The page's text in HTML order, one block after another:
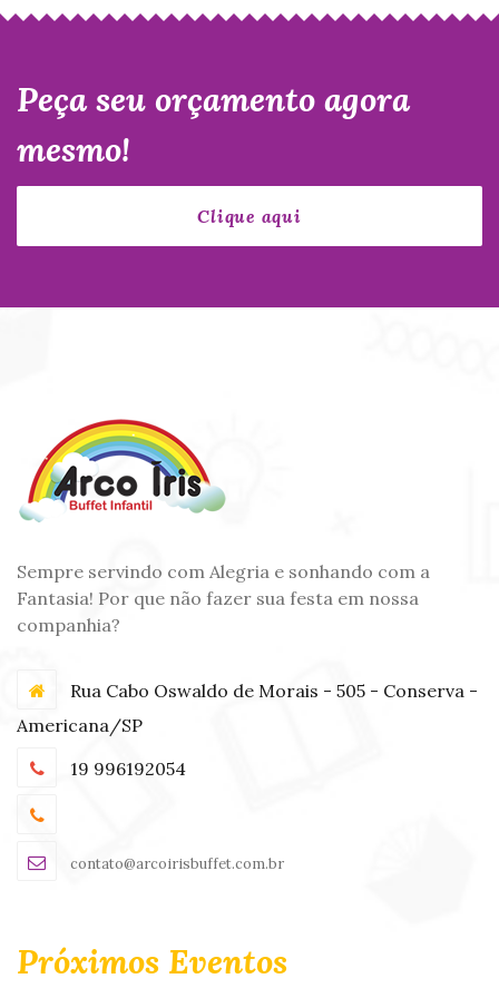
Peça seu orçamento agora
mesmo!
Sempre servindo com Alegria e sonhando com a
Fantasia! Por que não fazer sua festa em nossa
companhia?
Rua Cabo Oswaldo de Morais - 505 - Conserva -
Americana/SP
19 996192054
contato@arcoirisbuffet.com.br
Próximos Eventos